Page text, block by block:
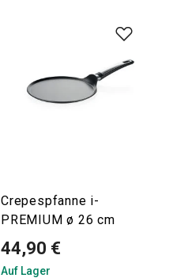
Crepespfanne i-
PREMIUM ø 26 cm
44,90 €
Auf Lager